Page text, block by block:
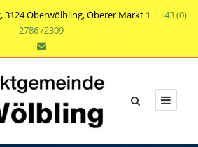
Oberwölbling, Oberer Markt 1 | +43 (0)
2786 /2309